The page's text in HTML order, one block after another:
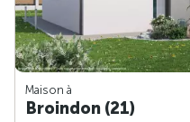
Maison à
Broindon (21)